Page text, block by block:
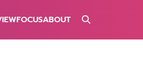
FOCUSABOUT